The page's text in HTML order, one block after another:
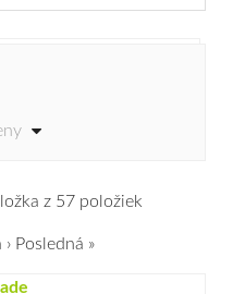
z 57 položiek
Posledná »